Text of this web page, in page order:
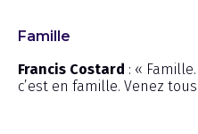
Famille
Francis Costard : «
c’est en famille. Venez